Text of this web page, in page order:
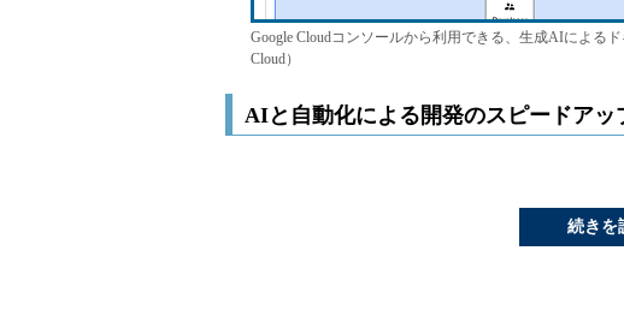
Google Cloudコンソールから利用できる、生成AIによる
Cloud）
AIと自動化による開発のスピードアッ
続きを